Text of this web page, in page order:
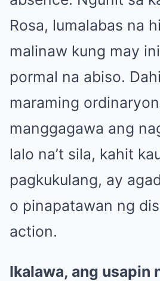
Rosa, lumalabas na
malinaw kung may
pormal na abiso.
maraming
manggagawa ang
lalo na’t sila, kahit
pagkukulang, ay
o pinapatawan ng
action.
Ikalawa, ang usapin